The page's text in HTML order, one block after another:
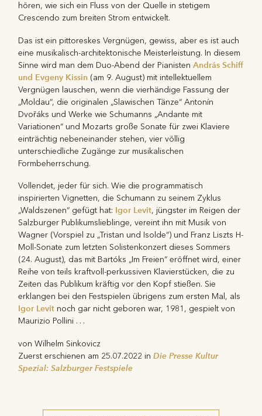
hören, wie sich ein Fluss von der Quelle in stetigem
Crescendo zum breiten Strom entwickelt.
Das ist ein pittoreskes Vergnügen, gewiss, aber es ist auch
eine musikalisch-architektonische Meisterleistung. In diesem
Sinne wird man dem Duo-Abend der PianistenAndrás Schiff
und Evgeny Kissin (am 9. August) mit intellektuellem
Vergnügen lauschen, wenn die vierhändige Fassung der
„Moldau“, die originalen „Slawischen Tänze“ Antonín
Dvořáks und Werke wie Schumanns „Andante mit
Variationen“ und Mozarts große Sonate für zwei Klaviere
einträchtig nebeneinander stehen, vier völlig
unterschiedliche Zugänge zur musikalischen
Formbeherrschung.
Vollendet, jeder für sich. Wie die programmatisch
inspirierten Vignetten, die Schumann zu seinem Zyklus
„Waldszenen“ gefügt hat: Igor Levit, jüngster im Reigen der
Salzburger Publikumslieblinge, vereint ihn mit Musik von
Wagner (Vorspiel zu „Tristan und Isolde“) und Franz Liszts H-
Moll-Sonate zum letzten Solistenkonzert dieses Sommers
(24. August), das mit Bartóks „Im Freien“ eröffnet wird, einer
Reihe von teils kraftvoll-perkussiven Klavierstücken, die zu
Zeiten das Publikum kräftig vor den Kopf stießen. Sie
erklangen bei den Festspielen übrigens zum ersten Mal, als
Igor Levit noch gar nicht geboren war, 1981, gespielt von
Maurizio Pollini . . .
von Wilhelm Sinkovicz
Zuerst erschienen am 25.07.2022 inDie Presse Kultur
Spezial: Salzburger Festspiele